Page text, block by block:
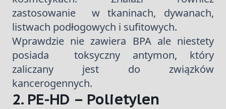
zastosowanie w tkaninach, dywanach,
listwach podłogowych i sufitowych.
Wprawdzie nie zawiera BPA ale niestety
posiada toksyczny antymon, który
zaliczany jest do związków
kancerogennych.
2. PE-HD – Polietylen